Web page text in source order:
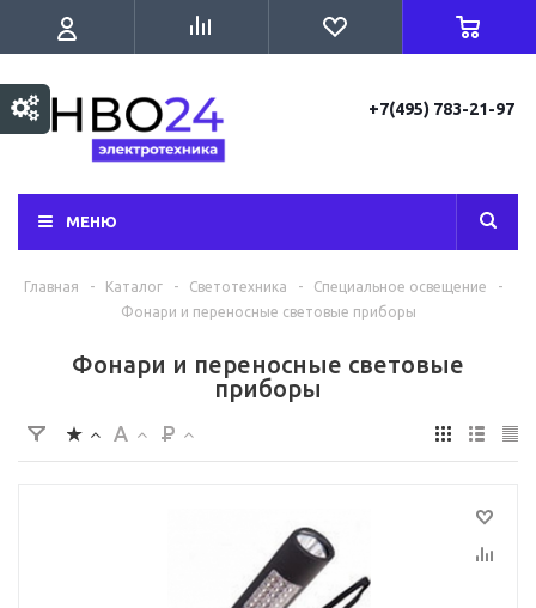
+7(495) 783-21-97
МЕНЮ
Главная - Каталог - Светотехника - Специальное освещение
-
Фонари и переносные световые приборы
Фонари и переносные световые
приборы